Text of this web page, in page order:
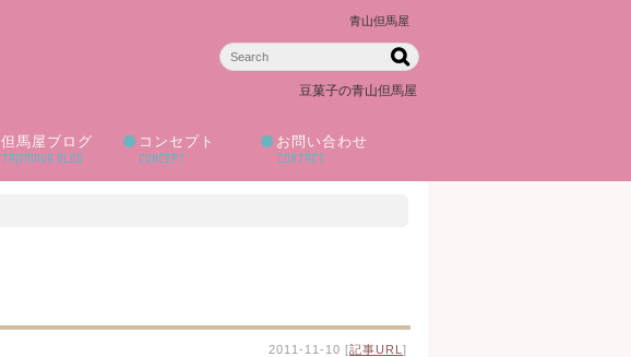
青山但馬屋
豆菓子の青山但馬屋
但馬屋ブログ
TAJIMAYA BLOG
コンセプト
CONCEPT
お問い合わせ
CONTACT
2011-11-10 [記事URL ]